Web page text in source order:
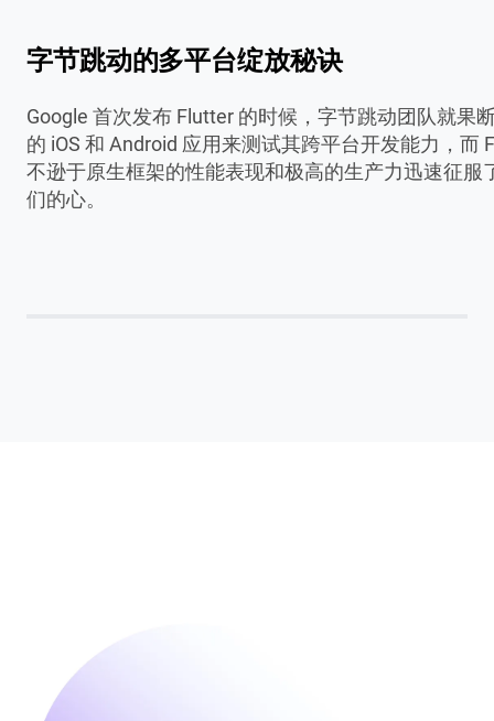
字节跳动的多平台绽放秘诀
Google 首次发布 Flutter 的时候，字节跳动团队就果
的 iOS 和 Android 应用来测试其跨平台开发能力，而
不逊于原生框架的性能表现和极高的生产力迅速征服
们的心。